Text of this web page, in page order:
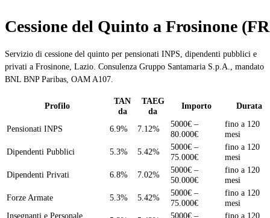
Cessione del Quinto a Frosinone
Servizio di cessione del quinto per pensionati INPS, dipendenti pubblici e
privati a Frosinone, Lazio. Consulenza Gruppo Santamaria S.p.A., mandato
BNL BNP Paribas, OAM A107.
Profilo
TAN
da
TAEG
da
Importo Durata
Pensionati INPS 6.9% 7.12%
5000€ –
80.000€
fino a 120
mesi
Dipendenti Pubblici
5.3% 5.42%
5000€ –
75.000€
fino a 120
mesi
Dipendenti Privati
6.8% 7.02%
5000€ –
50.000€
fino a 120
mesi
Forze Armate
5.3% 5.42%
5000€ –
75.000€
fino a 120
mesi
Insegnanti e Personale
5000€ –
fino a 120